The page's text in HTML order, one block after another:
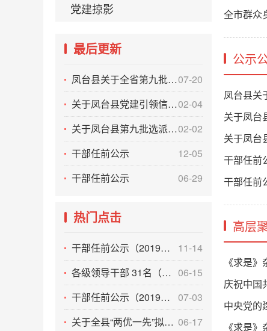
党建掠影
最后更新
07-20
凤台县关于全省第九批驻村干部标兵 推荐对象名单的公示
02-04
关于凤台县党建引领信用村建设评定结果的公示
02-02
关于凤台县第九批选派干部2025年度考核结果的公示
12-05
干部任前公示
06-29
干部任前公示
热门点击
11-14
干部任前公示（2019年11月14日）
06-15
各级领导干部 31名（按姓氏笔画为序）
07-03
干部任前公示（2019年7月2日）
06-17
关于全县“两优一先”拟推荐对象的公示
全市群众
公示
凤台县关
关于凤台
关于凤台
干部任前
干部任前
高层
《求是
庆祝中国
中央党的
《求是